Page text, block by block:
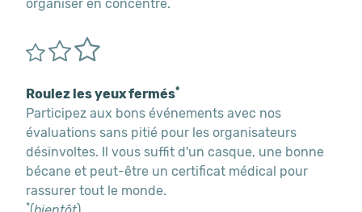
organiser en concentré.
Roulez les yeux fermés*
Participez aux bons événements avec nos
évaluations sans pitié pour les organisateurs
désinvoltes. Il vous suffit d'un casque, une bonne
bécane et peut-être un certificat médical pour
rassurer tout le monde.
*